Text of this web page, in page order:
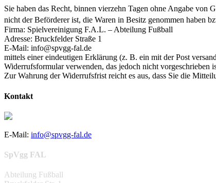
Sie haben das Recht, binnen vierzehn Tagen ohne Angabe
nicht der Beförderer ist, die Waren in Besitz genommen haben
Firma: Spielvereinigung F.A.L. – Abteilung Fußball
Adresse: Bruckfelder Straße 1
E-Mail: info@spvgg-fal.de
mittels einer eindeutigen Erklärung (z. B. ein mit der Post
Widerrufsformular verwenden, das jedoch nicht vorgeschrieben
Zur Wahrung der Widerrufsfrist reicht es aus, dass Sie die
Kontakt
E-Mail: info@spvgg-fal.de
SpVgg FAL
Abteilung Fußball